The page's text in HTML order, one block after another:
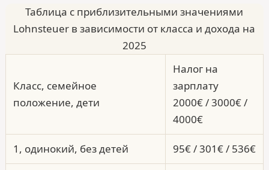
Таблица с приблизительными значениями
Lohnsteuer в зависимости от класса и дохода на
2025
Класс, семейное
положение, дети
Налог на
зарплату
2000€ / 3000€ /
4000€
1, одинокий, без детей 95€ / 301€ / 536€